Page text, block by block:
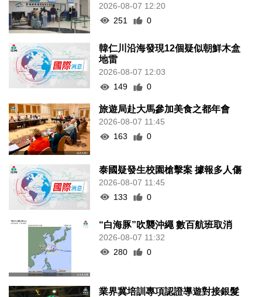
2026-08-07 12:20
251
0
韓仁川沿海發現12個疑似朝鮮木盒
地雷
2026-08-07 12:03
149
0
旅遊局赴大馬參加美食之都年會
2026-08-07 11:45
163
0
泰國疑發生校園槍擊案 據報多人傷
2026-08-07 11:45
133
0
“白海豚”吹襲沖繩 數百航班取消
2026-08-07 11:32
280
0
業界冀培訓專項認證導遊對接銀髮